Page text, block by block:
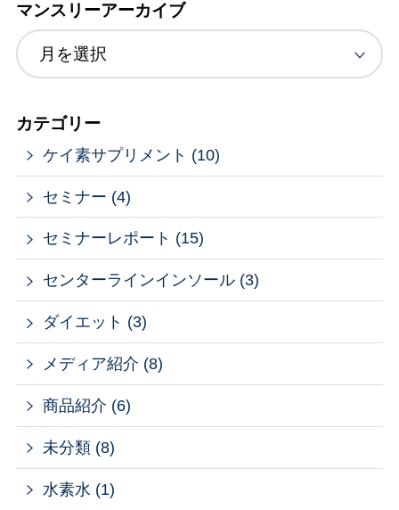
マンスリーアーカイブ
カテゴリー
ケイ素サプリメント (10)
セミナー (4)
セミナーレポート (15)
センターラインインソール (3)
ダイエット (3)
メディア紹介 (8)
商品紹介 (6)
未分類 (8)
水素水 (1)